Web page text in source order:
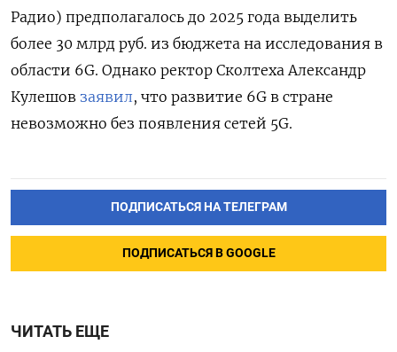
Радио) предполагалось до 2025 года выделить
более 30 млрд руб. из бюджета на исследования в
области 6G. Однако ректор Сколтеха Александр
Кулешов заявил, что развитие 6G в стране
невозможно без появления сетей 5G.
ПОДПИСАТЬСЯ НА ТЕЛЕГРАМ
ПОДПИСАТЬСЯ В GOOGLE
ЧИТАТЬ ЕЩЕ